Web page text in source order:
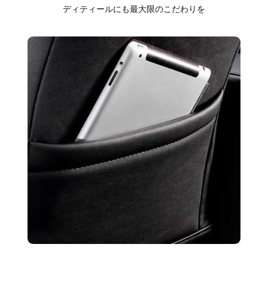
ディティールにも最大限のこだわりを